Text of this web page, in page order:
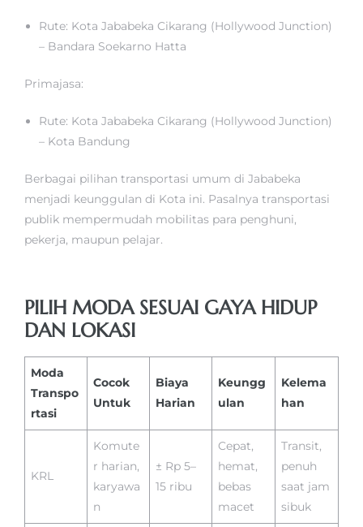
Rute: Kota Jababeka Cikarang (Hollywood Junction)
– Bandara Soekarno Hatta
Primajasa:
Rute: Kota Jababeka Cikarang (Hollywood Junction)
– Kota Bandung
Berbagai pilihan transportasi umum di Jababeka
menjadi keunggulan di Kota ini. Pasalnya transportasi
publik mempermudah mobilitas para penghuni,
pekerja, maupun pelajar.
PILIH MODA SESUAI GAYA HIDUP
DAN LOKASI
Moda
Transpo
rtasi
Cocok
Untuk
Biaya
Harian
Keungg
ulan
Kelema
han
KRL
Komute
r harian,
karyawa
n
± Rp 5–
15 ribu
Cepat,
hemat,
bebas
macet
Transit,
penuh
saat jam
sibuk